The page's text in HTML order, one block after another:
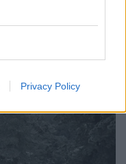
Privacy Policy